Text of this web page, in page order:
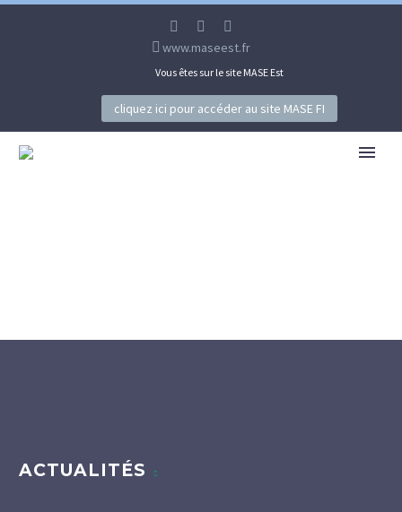
www.maseest.fr
Vous êtes sur le site MASE Est
cliquez ici pour accéder au site MASE FI
ACTUALITÉS